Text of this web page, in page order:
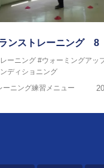
ンストレーニング 8
ーニング #ウォーミングアッ
ディショニング
ーニング練習メニュー